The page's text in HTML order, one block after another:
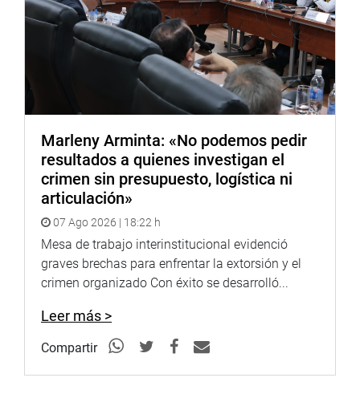
Marleny Arminta: «No podemos pedir
resultados a quienes investigan el
crimen sin presupuesto, logística ni
articulación»
07 Ago 2026 | 18:22 h
Mesa de trabajo interinstitucional evidenció
graves brechas para enfrentar la extorsión y el
crimen organizado Con éxito se desarrolló...
Leer más >
Compartir